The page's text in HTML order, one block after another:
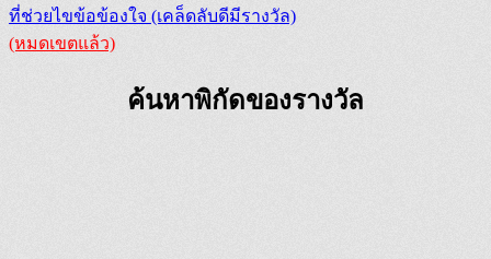
ที่ช่วยไขข้อข้องใจ (เคล็ดลับดีมีรางวัล)
(หมดเขตแล้ว)
ค้นหาพิกัดของรางวัล